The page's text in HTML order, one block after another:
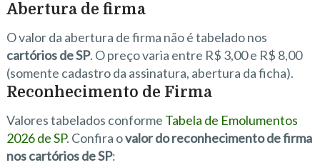
Abertura de firma
O valor da abertura de firma não é tabelado nos
cartórios de SP. O preço varia entre R$ 3,00 e R$ 8,00
(somente cadastro da assinatura, abertura da ficha).
Reconhecimento de Firma
Valores tabelados conforme Tabela de Emolumentos
2026 de SP. Confira ovalor do reconhecimento de firma
nos cartórios de SP: